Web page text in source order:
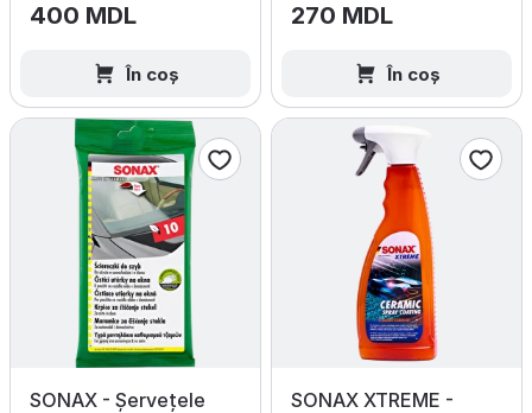
400 MDL
În coș
270 MDL
În coș
SONAX - Șervețele
SONAX XTREME -